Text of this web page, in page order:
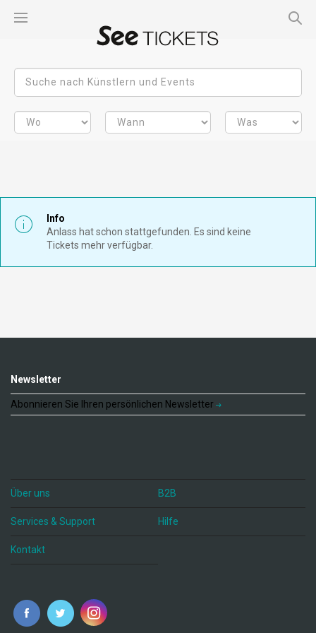
Info
Anlass hat schon stattgefunden. Es sind keine
Tickets mehr verfügbar.
Newsletter
Abonnieren Sie Ihren persönlichen Newsletter
Über uns B2B
Services & Support Hilfe
Kontakt